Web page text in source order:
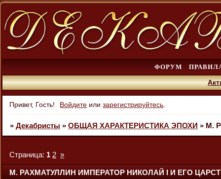
ФОРУМ
Привет, Гость! Войдите илизарегистрируйтесь
» Декабристы » ОБЩАЯ ХАРАКТЕРИСТИКА ЭПОХИ » М.
М. РАХМАТУЛЛИН ИМПЕРАТОР НИКОЛАЙ I И ЕГО
Страница: 1 2 »